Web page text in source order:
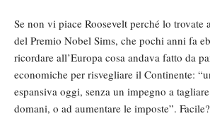
Se non vi piace Roosevelt perché lo trovate
del Premio Nobel Sims, che pochi anni fa
ricordare all’Europa cosa andava fatto da
economiche per risvegliare il Continente:
espansiva oggi, senza un impegno a
domani, o ad aumentare le imposte”.